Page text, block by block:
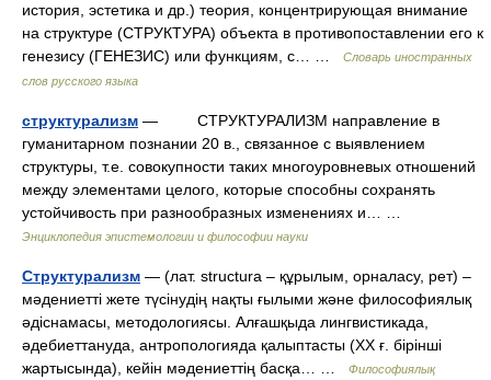
история, эстетика и др.) теория, концентрирующая внимание
на структуре (СТРУКТУРА) объекта в противопоставлении его к
генезису (ГЕНЕЗИС) или функциям, с… …
Словарь иностранных
слов русского языка
структурализм — СТРУКТУРАЛИЗМ направление в
гуманитарном познании 20 в., связанное с выявлением
структуры, т.е. совокупности таких многоуровневых отношений
между элементами целого, которые способны сохранять
устойчивость при разнообразных изменениях и… …
Энциклопедия эпистемологии и философии науки
Структурализм — (лат. structura – құрылым, орналасу, рет) –
мәдениетті жете түсінудің нақты ғылыми және философиялық
әдіснамасы, методологиясы. Алғашқыда лингвистикада,
әдебиеттануда, антропологияда қалыптасты (ХХ ғ. бірінші
жартысында), кейін мәдениеттің басқа… …
Философиялық